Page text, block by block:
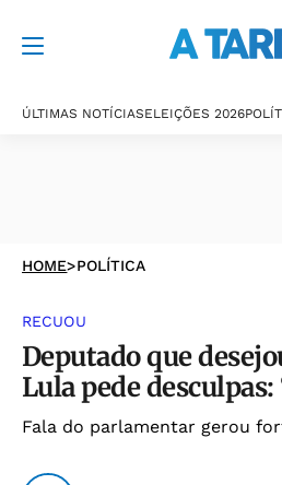
ÚLTIMAS NOTÍCIASELEIÇÕES 2026
HOME>POLÍTICA
RECUOU
Deputado que
Lula pede desculpas:
Fala do parlamentar gerou